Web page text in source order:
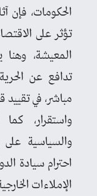
الحكومات، فإن
تؤثر على
المعيشة،
تدافع عن
مباشر، في
واستقرار،
والسياسية
احترام سيادة
الإملاءات